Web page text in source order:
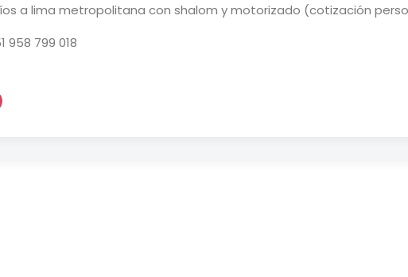
a lima metropolitana con shalom y motorizado (cotización
958 799 018